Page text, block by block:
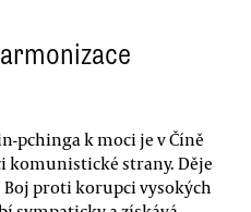
pchinga k moci je v Číně
komunistické strany. Děje
proti korupci vysokých